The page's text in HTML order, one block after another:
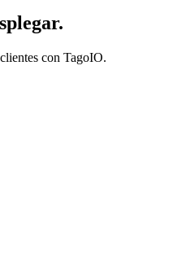
con TagoIO.